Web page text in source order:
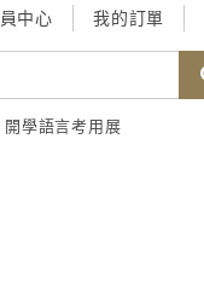
中心 我的訂單
開學語言考用展